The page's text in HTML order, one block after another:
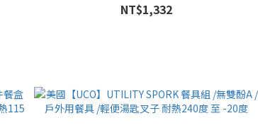
NT$1,332